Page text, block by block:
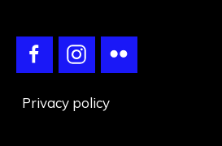
Privacy policy